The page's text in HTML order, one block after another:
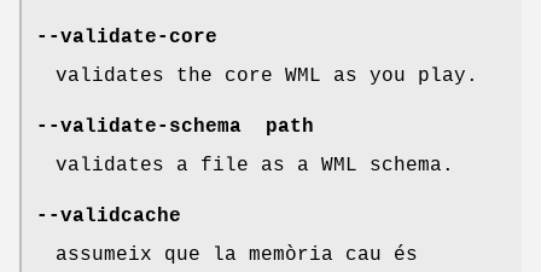
--validate-core
validates the core WML as you play.
--validate-schema path
validates a file as a WML schema.
--validcache
assumeix que la memòria cau és